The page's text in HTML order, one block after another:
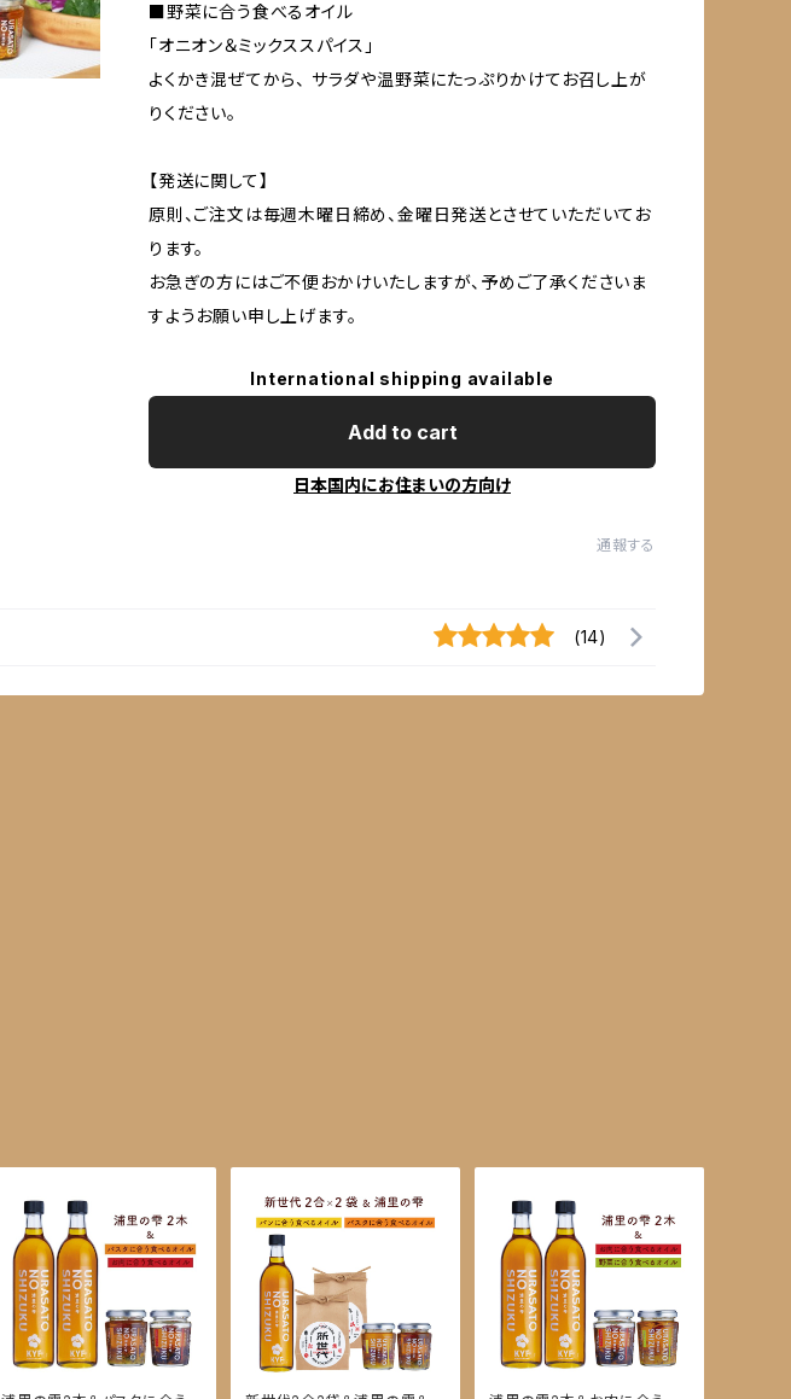
■野菜に合う食べるオイル
「オニオン＆ミックススパイス」
よくかき混ぜてから、 サラダや温野菜にたっぷりかけてお召し上が
りください。
【発送に関して】
原則、ご注文は毎週木曜日締め、金曜日発送とさせていただいてお
ります。
お急ぎの方にはご不便おかけいたしますが、予めご了承くださいま
すようお願い申し上げます。
International shipping available
Add to cart
日本国内にお住まいの方向け
通報する
(14)